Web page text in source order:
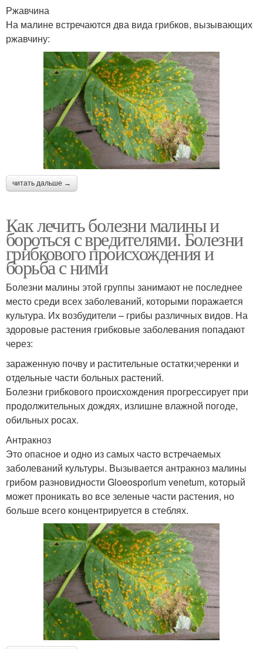
Ржавчина
На малине встречаются два вида грибков, вызывающих
ржавчину:
читать дальше →
Как лечить болезни малины и
бороться с вредителями. Болезни
грибкового происхождения и
борьба с ними
Болезни малины этой группы занимают не последнее
место среди всех заболеваний, которыми поражается
культура. Их возбудители – грибы различных видов. На
здоровые растения грибковые заболевания попадают
через:
зараженную почву и растительные остатки;черенки и
отдельные части больных растений.
Болезни грибкового происхождения прогрессирует при
продолжительных дождях, излишне влажной погоде,
обильных росах.
Антракноз
Это опасное и одно из самых часто встречаемых
заболеваний культуры. Вызывается антракноз малины
грибом разновидности Gloeosporium venetum, который
может проникать во все зеленые части растения, но
больше всего концентрируется в стеблях.